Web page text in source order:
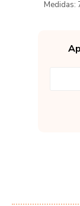
Medidas: